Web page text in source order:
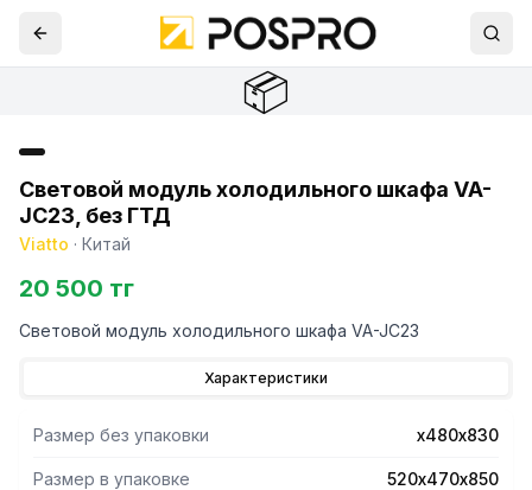
📦
Световой модуль холодильного шкафа VA-
JC23, без ГТД
Viatto · Китай
20 500 тг
Световой модуль холодильного шкафа VA-JC23
Характеристики
Размер без упаковки х480х830
Размер в упаковке 520х470х850